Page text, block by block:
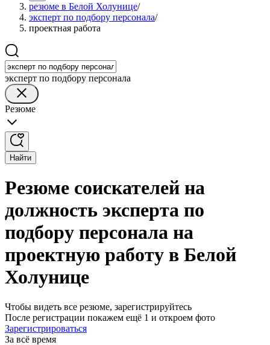
резюме в Белой Холунице/
эксперт по подбору персонала/
проектная работа
эксперт по подбору персонала
Резюме
Найти
Резюме соискателей на
должность эксперта по
подбору персонала на
проектную работу в Белой
Холунице
Чтобы видеть все резюме, зарегистрируйтесь
После регистрации покажем ещё 1 и откроем фото
Зарегистрироваться
За всё время